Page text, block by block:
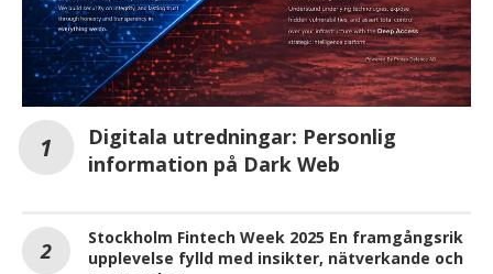
Digitala utredningar: Personlig
information på Dark Web
Stockholm Fintech Week 2025 En framgångsrik
upplevelse fylld med insikter, nätverkande och